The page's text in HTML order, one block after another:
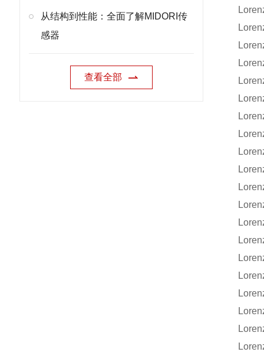
从结构到性能：全面了解MIDORI传
感器
查看全部